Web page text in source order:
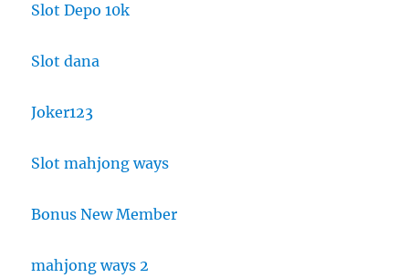
Slot Depo 10k
Slot dana
Joker123
Slot mahjong ways
Bonus New Member
mahjong ways 2